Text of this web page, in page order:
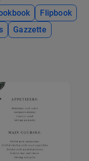
Flipbook
Gazzette